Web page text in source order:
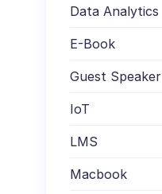
Data Analytics
E-Book
Guest Speaker
IoT
LMS
Macbook